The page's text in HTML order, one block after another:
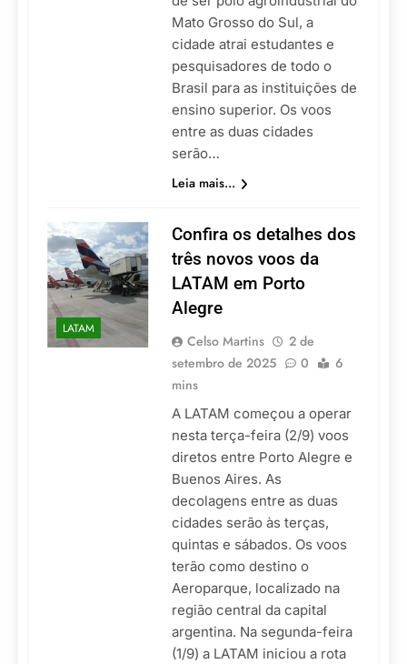
Mato Grosso do Sul, a
cidade atrai estudantes e
pesquisadores de todo o
Brasil para as instituições de
ensino superior. Os voos
entre as duas cidades
serão…
Leia mais...
LATAM
Confira os detalhes dos
três novos voos da
LATAM em Porto
Alegre
Celso Martins
2 de
setembro de 2025
0
6
mins
A LATAM começou a operar
nesta terça-feira (2/9) voos
diretos entre Porto Alegre e
Buenos Aires. As
decolagens entre as duas
cidades serão às terças,
quintas e sábados. Os voos
terão como destino o
Aeroparque, localizado na
região central da capital
argentina. Na segunda-feira
(1/9) a LATAM iniciou a rota